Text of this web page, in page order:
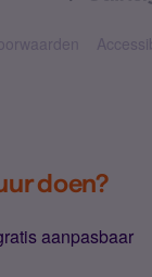
doen?
aanpasbaar